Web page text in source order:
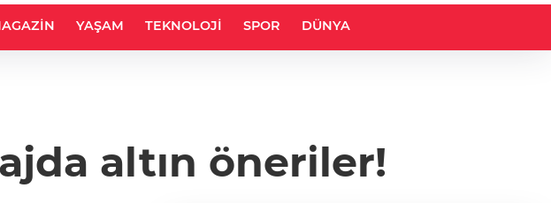
YAŞAM TEKNOLOJİ SPOR DÜNYA
altın öneriler!